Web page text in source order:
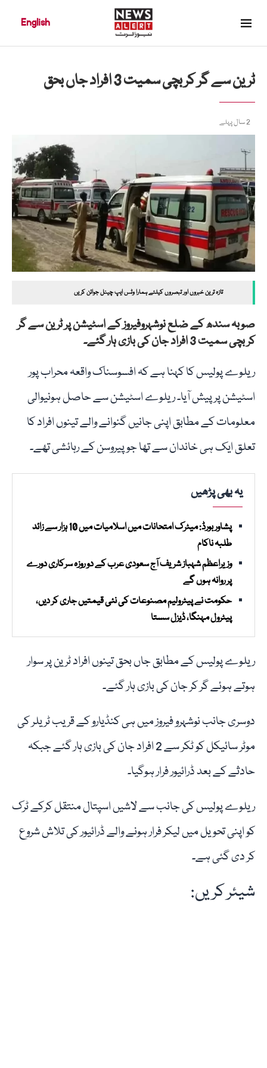
English
ٹرین سے گر کر بچی سمیت 3 افراد جاں بحق
2 سال پہلے
تازہ ترین خبروں اور تبصروں کیلئے ہمارا وٹس ایپ چینل جوائن کریں
صوبہ سندھ کے ضلع نوشہروفیروز کے اسٹیشن پر ٹرین سے گر
کر بچی سمیت 3 افراد جان کی بازی ہار گئے۔
ریلوے پولیس کا کہنا ہے کہ افسوسناک واقعہ محراب پور
اسٹیشن پر پیش آیا۔ ریلوے اسٹیشن سے حاصل ہونیوالی
معلومات کے مطابق اپنی جانیں گنوانے والے تینوں افراد کا
تعلق ایک ہی خاندان سے تھا جو پیروسن کے رہائشی تھے۔
یہ بھی پڑھیں
پشاور بورڈ: میٹرک امتحانات میں اسلامیات میں 10 ہزار سے زائد
طلبہ ناکام
وزیراعظم شہباز شریف آج سعودی عرب کے دو روزہ سرکاری دورے
پر روانہ ہوں گے
حکومت نے پیٹرولیم مصنوعات کی نئی قیمتیں جاری کر دیں،
پیٹرول مہنگا، ڈیزل سستا
ریلوے پولیس کے مطابق جاں بحق تینوں افراد ٹرین پر سوار
ہوتے ہوئے گر کر جان کی بازی ہار گئے۔
دوسری جانب نوشہرو فیروز میں ہی کنڈیارو کے قریب ٹریلر کی
موٹر سائیکل کو ٹکر سے 2 افراد جان کی بازی ہار گئے جبکہ
حادثے کے بعد ڈرائیور فرار ہوگیا۔
ریلوے پولیس کی جانب سے لاشیں اسپتال منتقل کرکے ٹرک
کو اپنی تحویل میں لیکر فرار ہونے والے ڈرائیور کی تلاش شروع
کر دی گئی ہے۔
شیئر کریں: